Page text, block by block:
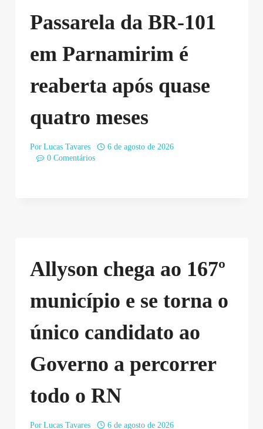
Passarela da BR-101
em Parnamirim é
reaberta após quase
quatro meses
Por Lucas Tavares
6 de agosto de 2026
0 Comentários
Allyson chega ao 167º
município e se torna o
único candidato ao
Governo a percorrer
todo o RN
Por Lucas Tavares 6 de agosto de 2026